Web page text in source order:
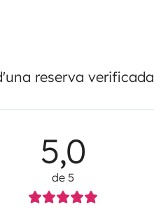
reserva verificada
5,0
de 5